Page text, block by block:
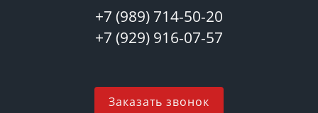
+7 (989) 714-50-20
+7 (929) 916-07-57
Заказать звонок